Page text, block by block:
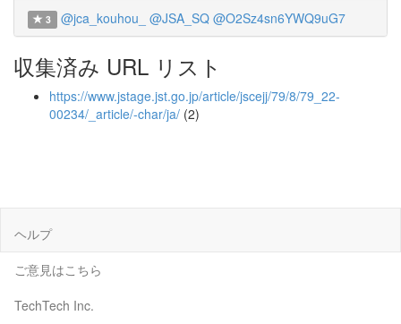
3 @jca_kouhou_ @JSA_SQ @O2Sz4sn6YWQ9uG7
収集済み URL リスト
https://www.jstage.jst.go.jp/article/jscejj/79/8/79_22-
00234/_article/-char/ja/ (2)
ヘルプ
ご意見はこちら
TechTech Inc.